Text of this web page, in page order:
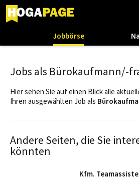
Jobbörse
Jobs als Bürokaufmann/-
Hier sehen Sie auf einen Blick alle
Ihren ausgewählten Job als
Andere Seiten, die Sie
könnten
Kfm.